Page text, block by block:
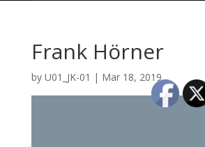
Frank Hörner
by U01_JK-01 | Mar 18, 2019